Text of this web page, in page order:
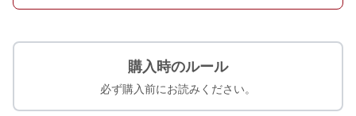
購入時のルール
必ず購入前にお読みください。